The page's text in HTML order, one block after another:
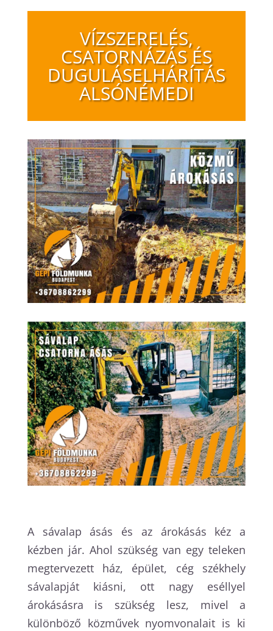
VÍZSZERELÉS,
CSATORNÁZÁS ÉS
DUGULÁSELHÁRÍTÁS
ALSÓNÉMEDI
A sávalap ásás és az árokásás kéz a
kézben jár. Ahol szükség van egy teleken
megtervezett ház, épület, cég székhely
sávalapját kiásni, ott nagy eséllyel
árokásásra is szükség lesz, mivel a
különböző közművek nyomvonalait is ki